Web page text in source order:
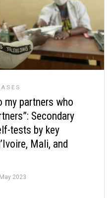
my partners who
Secondary
tests by key
Mali, and
2023